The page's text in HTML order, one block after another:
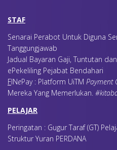
STAF
Senarai Perabot Untuk Diguna
Tanggungjawab
Jadual Bayaran Gaji, Tuntutan
ePekeliling Pejabat Bendahari
FINePay : Platform UiTM Payment
Mereka Yang Memerlukan.
PELAJAR
Peringatan : Gugur Taraf (GT)
Struktur Yuran PERDANA